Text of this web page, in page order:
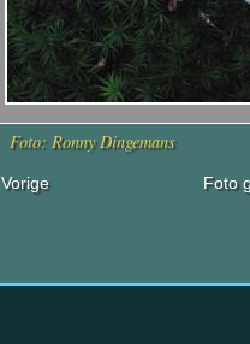
Foto: Ronny Dingemans
Vorige Foto